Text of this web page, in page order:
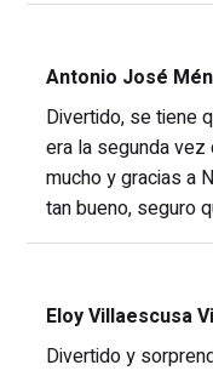
Antonio José
Divertido, se tiene
era la segunda
mucho y gracias a
tan bueno, seguro
Eloy Villaescusa
Divertido y